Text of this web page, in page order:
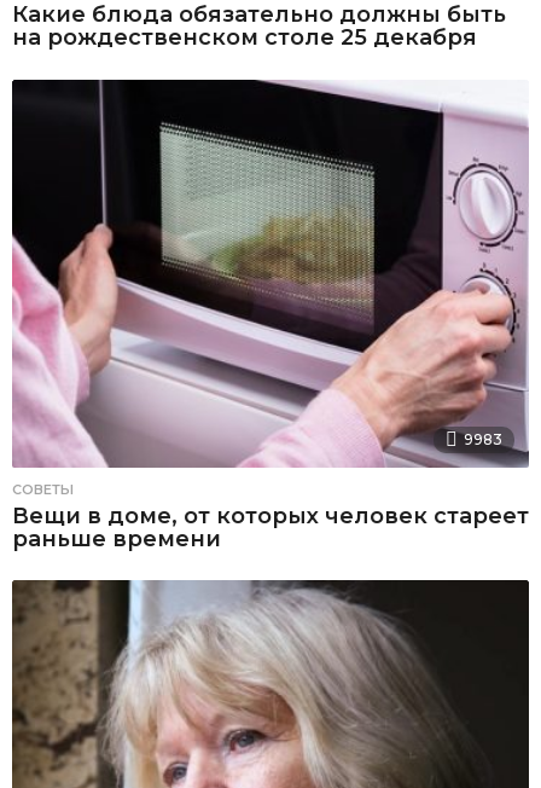
Какие блюда обязательно должны быть
на рождественском столе 25 декабря
9983
СОВЕТЫ
Вещи в доме, от которых человек стареет
раньше времени